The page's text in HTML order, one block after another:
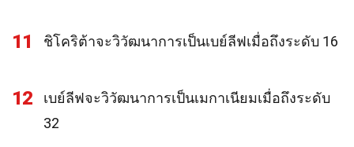
11 ชิโคริต้าจะวิวัฒนาการเป็นเบย์ลีฟเมื่อถึงระดับ 16
12
เบย์ลีฟจะวิวัฒนาการเป็นเมกาเนียมเมื่อถึงระดับ
32